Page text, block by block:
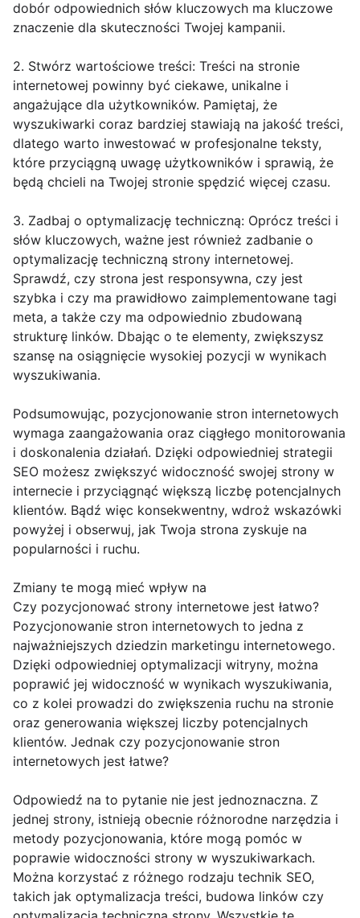
dobór odpowiednich słów kluczowych ma kluczowe
znaczenie dla skuteczności Twojej kampanii.
2. Stwórz wartościowe treści: Treści na stronie
internetowej powinny być ciekawe, unikalne i
angażujące dla użytkowników. Pamiętaj, że
wyszukiwarki coraz bardziej stawiają na jakość treści,
dlatego warto inwestować w profesjonalne teksty,
które przyciągną uwagę użytkowników i sprawią, że
będą chcieli na Twojej stronie spędzić więcej czasu.
3. Zadbaj o optymalizację techniczną: Oprócz treści i
słów kluczowych, ważne jest również zadbanie o
optymalizację techniczną strony internetowej.
Sprawdź, czy strona jest responsywna, czy jest
szybka i czy ma prawidłowo zaimplementowane tagi
meta, a także czy ma odpowiednio zbudowaną
strukturę linków. Dbając o te elementy, zwiększysz
szansę na osiągnięcie wysokiej pozycji w wynikach
wyszukiwania.
Podsumowując, pozycjonowanie stron internetowych
wymaga zaangażowania oraz ciągłego monitorowania
i doskonalenia działań. Dzięki odpowiedniej strategii
SEO możesz zwiększyć widoczność swojej strony w
internecie i przyciągnąć większą liczbę potencjalnych
klientów. Bądź więc konsekwentny, wdroż wskazówki
powyżej i obserwuj, jak Twoja strona zyskuje na
popularności i ruchu.
Zmiany te mogą mieć wpływ na
Czy pozycjonować strony internetowe jest łatwo?
Pozycjonowanie stron internetowych to jedna z
najważniejszych dziedzin marketingu internetowego.
Dzięki odpowiedniej optymalizacji witryny, można
poprawić jej widoczność w wynikach wyszukiwania,
co z kolei prowadzi do zwiększenia ruchu na stronie
oraz generowania większej liczby potencjalnych
klientów. Jednak czy pozycjonowanie stron
internetowych jest łatwe?
Odpowiedź na to pytanie nie jest jednoznaczna. Z
jednej strony, istnieją obecnie różnorodne narzędzia i
metody pozycjonowania, które mogą pomóc w
poprawie widoczności strony w wyszukiwarkach.
Można korzystać z różnego rodzaju technik SEO,
takich jak optymalizacja treści, budowa linków czy